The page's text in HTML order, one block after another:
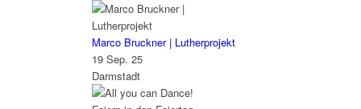
Marco Bruckner | Lutherprojekt
19 Sep. 25
Darmstadt